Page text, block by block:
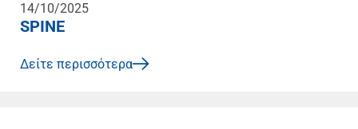
14/10/2025
SPINE
Δείτε περισσότερα